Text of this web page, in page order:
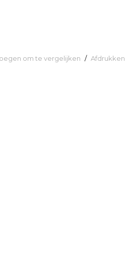
om te vergelijken / Afdrukken